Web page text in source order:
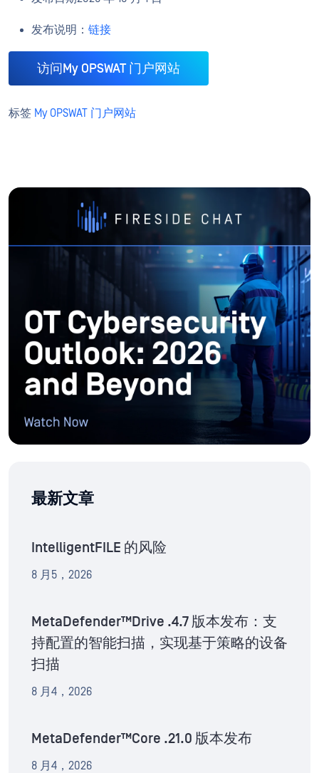
发布说明： 链接
访问My OPSWAT 门户网站
标签 My OPSWAT 门户网站
最新文章
IntelligentFILE 的风险
8 月5，2026
MetaDefender™Drive .4.7 版本发布：支
持配置的智能扫描，实现基于策略的设备
扫描
8 月4，2026
MetaDefender™Core .21.0 版本发布
8 月4，2026